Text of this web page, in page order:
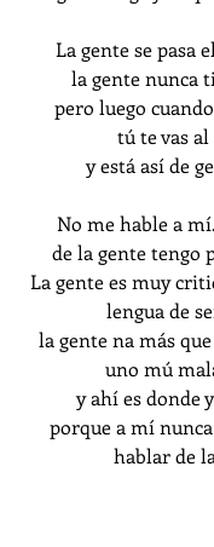
La gente se pasa
la gente nunca
pero luego
tú te vas
y está así de
No me hable a
de la gente tengo
La gente es muy
lengua de
la gente na más
uno mú
y ahí es donde
porque a mí
hablar de